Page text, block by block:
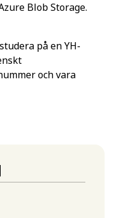
Blob Storage.
på en YH-
och vara